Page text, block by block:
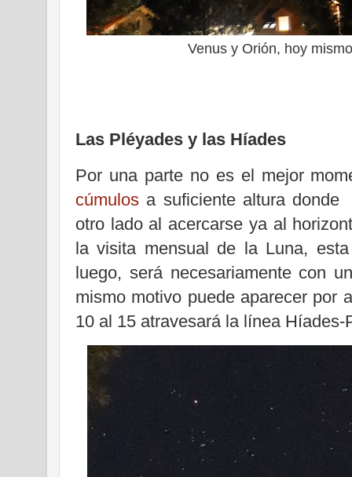
Venus y Orión, hoy
Las Pléyades y las Híades
Por una parte no es el mejor
cúmulos a suficiente altura
otro lado al acercarse ya al
la visita mensual de la Luna,
luego, será necesariamente con
mismo motivo puede aparecer por
10 al 15 atravesará la línea Híades-